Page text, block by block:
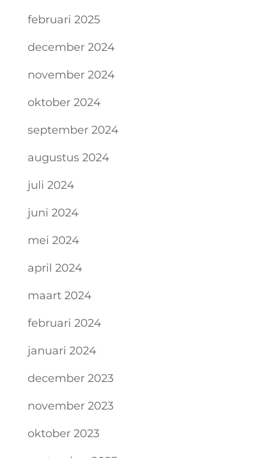
februari 2025
december 2024
november 2024
oktober 2024
september 2024
augustus 2024
juli 2024
juni 2024
mei 2024
april 2024
maart 2024
februari 2024
januari 2024
december 2023
november 2023
oktober 2023